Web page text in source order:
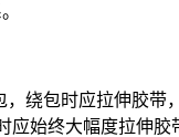
绕包时应拉伸胶
始终大幅度拉伸胶